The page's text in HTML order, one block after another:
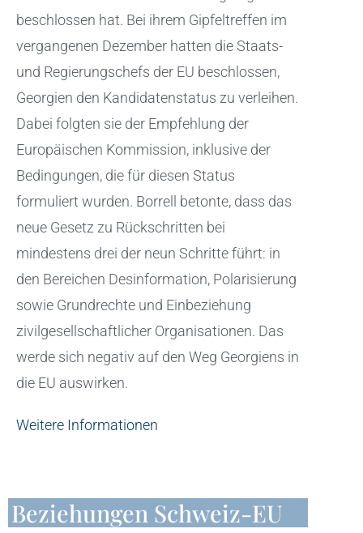
beschlossen hat. Bei ihrem Gipfeltreffen im
vergangenen Dezember hatten die Staats-
und Regierungschefs der EU beschlossen,
Georgien den Kandidatenstatus zu verleihen.
Dabei folgten sie der Empfehlung der
Europäischen Kommission, inklusive der
Bedingungen, die für diesen Status
formuliert wurden. Borrell betonte, dass das
neue Gesetz zu Rückschritten bei
mindestens drei der neun Schritte führt: in
den Bereichen Desinformation, Polarisierung
sowie Grundrechte und Einbeziehung
zivilgesellschaftlicher Organisationen. Das
werde sich negativ auf den Weg Georgiens in
die EU auswirken.
Weitere Informationen
Beziehungen Schweiz-EU